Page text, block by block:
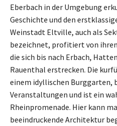
Eberbach in der Umgebung
Geschichte und den
Weinstadt Eltville, auch als
bezeichnet, profitiert von
die sich bis nach Erbach,
Rauenthal erstrecken. Die
einem idyllischen Burggarten,
Veranstaltungen und ist ein
Rheinpromenade. Hier kann
beeindruckende Architektur